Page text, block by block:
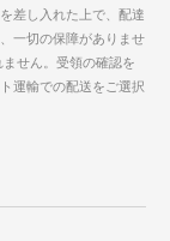
差し入れた上で、配達
一切の保障がありませ
せん。受領の確認を
運輸での配送をご選択